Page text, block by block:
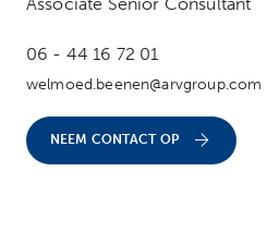
06 - 44 16 72 01
welmoed.beenen@arvgroup.com
NEEM CONTACT OP